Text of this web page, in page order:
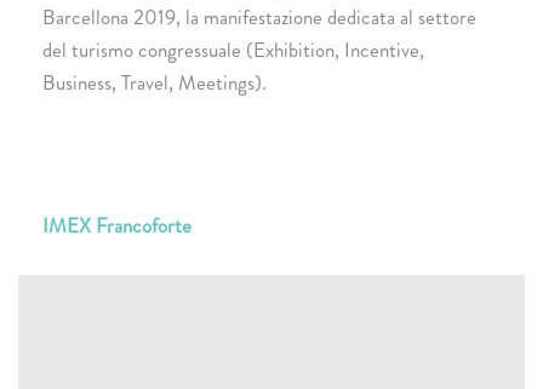
Barcellona 2019, la manifestazione dedicata al settore
del turismo congressuale (Exhibition, Incentive,
Business, Travel, Meetings).
IMEX Francoforte